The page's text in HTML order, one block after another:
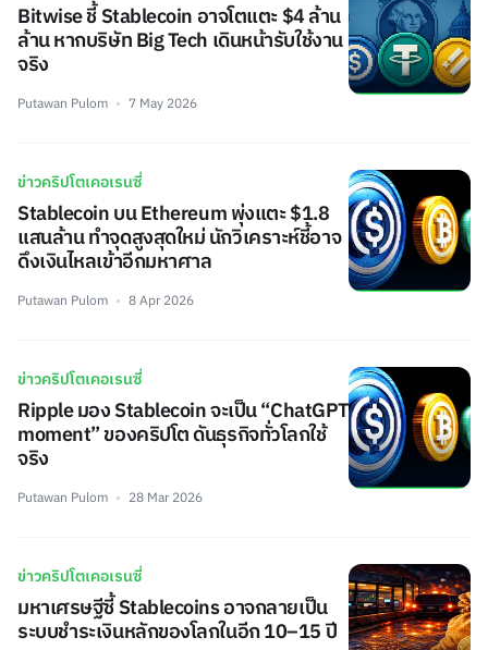
Bitwise ชี้ Stablecoin อาจโตแตะ $4 ล้าน
ล้าน หากบริษัท Big Tech เดินหน้ารับใช้งาน
จริง
Putawan Pulom 7 May 2026
ข่าวคริปโตเคอเรนซี่
Stablecoin บน Ethereum พุ่งแตะ $1.8
แสนล้าน ทำจุดสูงสุดใหม่ นักวิเคราะห์ชี้อาจ
ดึงเงินไหลเข้าอีกมหาศาล
Putawan Pulom 8 Apr 2026
ข่าวคริปโตเคอเรนซี่
Ripple มอง Stablecoin จะเป็น “ChatGPT
moment” ของคริปโต ดันธุรกิจทั่วโลกใช้
จริง
Putawan Pulom 28 Mar 2026
ข่าวคริปโตเคอเรนซี่
มหาเศรษฐีชี้ Stablecoins อาจกลายเป็น
ระบบชำระเงินหลักของโลกในอีก 10–15 ปี